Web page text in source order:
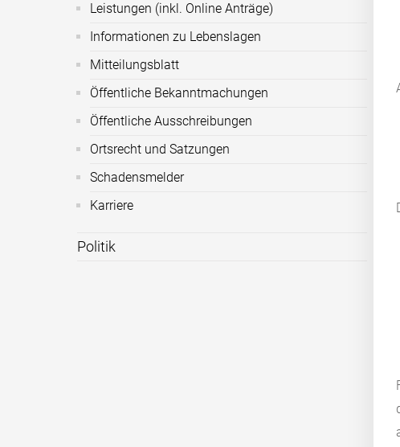
Leistungen (inkl. Online Anträge)
Informationen zu Lebenslagen
Mitteilungsblatt
Öffentliche Bekanntmachungen
Öffentliche Ausschreibungen
Ortsrecht und Satzungen
Schadensmelder
Karriere
Politik